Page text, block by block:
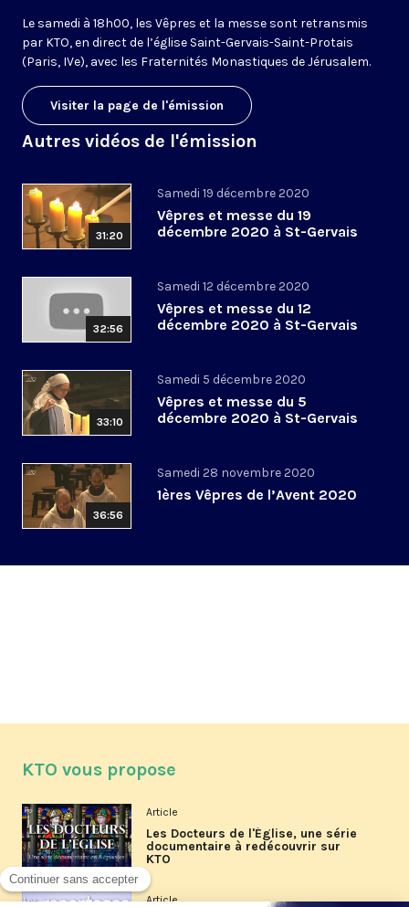
Le samedi à 18h00, les Vêpres et la messe sont retransmis
par KTO, en direct de l’église Saint-Gervais-Saint-Protais
(Paris, IVe), avec les Fraternités Monastiques de Jérusalem.
Visiter la page de l'émission
Autres vidéos de l'émission
31:20
Samedi 19 décembre 2020
Vêpres et messe du 19
décembre 2020 à St-Gervais
32:56
Samedi 12 décembre 2020
Vêpres et messe du 12
décembre 2020 à St-Gervais
33:10
Samedi 5 décembre 2020
Vêpres et messe du 5
décembre 2020 à St-Gervais
36:56
Samedi 28 novembre 2020
1ères Vêpres de l’Avent 2020
KTO vous propose
Article
Les Docteurs de l'Église, une série
documentaire à redécouvrir sur
KTO
Article